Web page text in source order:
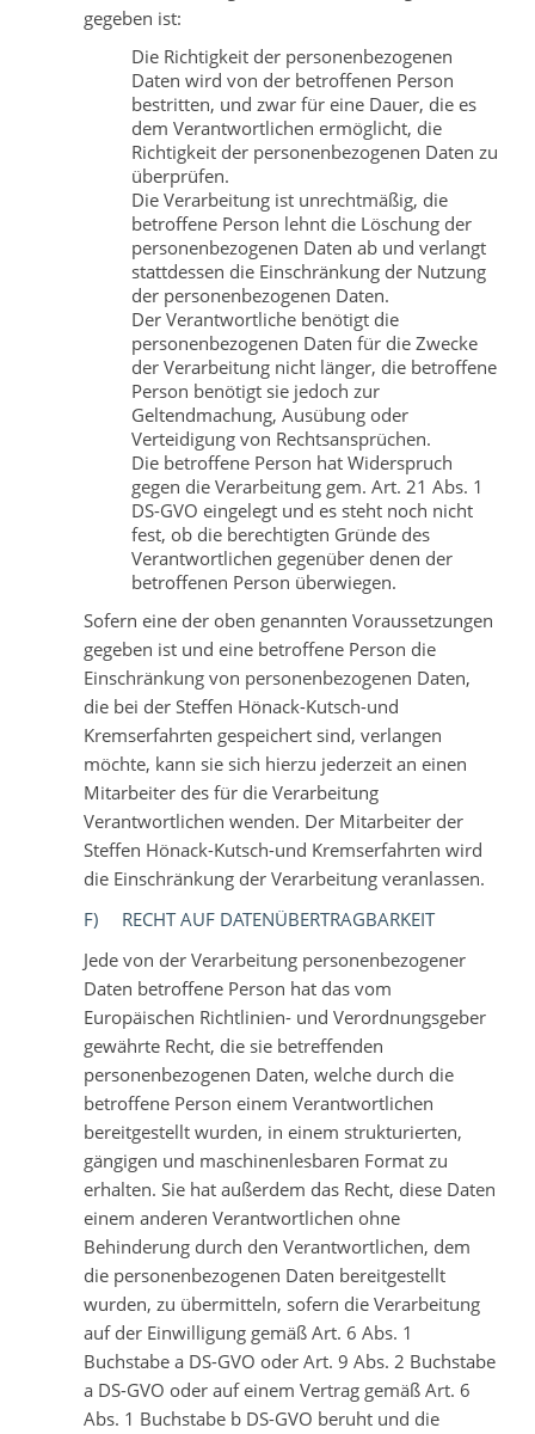
gegeben ist:
Die Richtigkeit der personenbezogenen
Daten wird von der betroffenen Person
bestritten, und zwar für eine Dauer, die es
dem Verantwortlichen ermöglicht, die
Richtigkeit der personenbezogenen Daten zu
überprüfen.
Die Verarbeitung ist unrechtmäßig, die
betroffene Person lehnt die Löschung der
personenbezogenen Daten ab und verlangt
stattdessen die Einschränkung der Nutzung
der personenbezogenen Daten.
Der Verantwortliche benötigt die
personenbezogenen Daten für die Zwecke
der Verarbeitung nicht länger, die betroffene
Person benötigt sie jedoch zur
Geltendmachung, Ausübung oder
Verteidigung von Rechtsansprüchen.
Die betroffene Person hat Widerspruch
gegen die Verarbeitung gem. Art. 21 Abs. 1
DS-GVO eingelegt und es steht noch nicht
fest, ob die berechtigten Gründe des
Verantwortlichen gegenüber denen der
betroffenen Person überwiegen.
Sofern eine der oben genannten Voraussetzungen
gegeben ist und eine betroffene Person die
Einschränkung von personenbezogenen Daten,
die bei der Steffen Hönack-Kutsch-und
Kremserfahrten gespeichert sind, verlangen
möchte, kann sie sich hierzu jederzeit an einen
Mitarbeiter des für die Verarbeitung
Verantwortlichen wenden. Der Mitarbeiter der
Steffen Hönack-Kutsch-und Kremserfahrten wird
die Einschränkung der Verarbeitung veranlassen.
F) RECHT AUF DATENÜBERTRAGBARKEIT
Jede von der Verarbeitung personenbezogener
Daten betroffene Person hat das vom
Europäischen Richtlinien- und Verordnungsgeber
gewährte Recht, die sie betreffenden
personenbezogenen Daten, welche durch die
betroffene Person einem Verantwortlichen
bereitgestellt wurden, in einem strukturierten,
gängigen und maschinenlesbaren Format zu
erhalten. Sie hat außerdem das Recht, diese Daten
einem anderen Verantwortlichen ohne
Behinderung durch den Verantwortlichen, dem
die personenbezogenen Daten bereitgestellt
wurden, zu übermitteln, sofern die Verarbeitung
auf der Einwilligung gemäß Art. 6 Abs. 1
Buchstabe a DS-GVO oder Art. 9 Abs. 2 Buchstabe
a DS-GVO oder auf einem Vertrag gemäß Art. 6
Abs. 1 Buchstabe b DS-GVO beruht und die